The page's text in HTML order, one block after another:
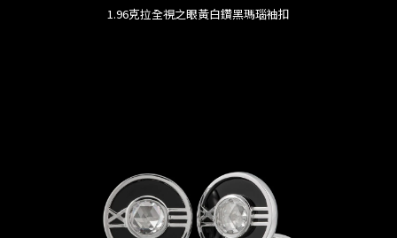
1.96克拉全視之眼黃白鑽黑瑪瑙袖扣